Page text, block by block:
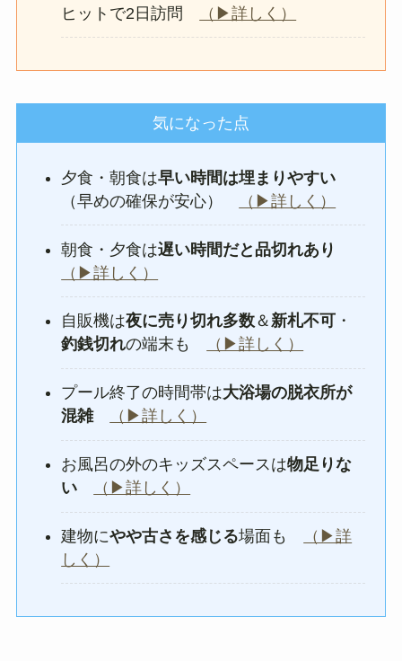
ヒットで2日訪問
（▶詳しく）
気になった点
夕食・朝食は早い時間は埋まりやすい
（早めの確保が安心）
（▶詳しく）
朝食・夕食は遅い時間だと品切れあり
（▶詳しく）
自販機は夜に売り切れ多数＆新札不可 ・
釣銭切れの端末も （▶詳しく）
プール終了の時間帯は大浴場の脱衣所が
混雑
（▶詳しく）
お風呂の外のキッズスペースは物足りな
い
（▶詳しく）
建物にやや古さを感じる場面も
（▶詳
しく）